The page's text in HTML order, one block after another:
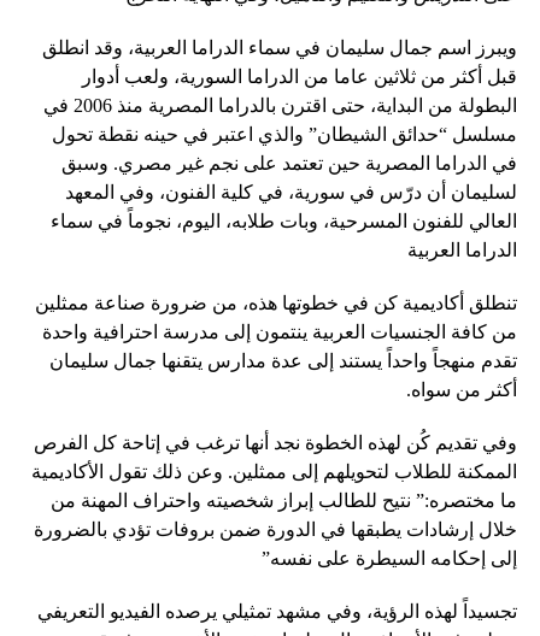
ويبرز اسم جمال سليمان في سماء الدراما العربية، وقد انطلق
قبل أكثر من ثلاثين عاما من الدراما السورية، ولعب أدوار
البطولة من البداية، حتى اقترن بالدراما المصرية منذ 2006 في
مسلسل “حدائق الشيطان” والذي اعتبر في حينه نقطة تحول
في الدراما المصرية حين تعتمد على نجم غير مصري. وسبق
لسليمان أن درّس في سورية، في كلية الفنون، وفي المعهد
العالي للفنون المسرحية، وبات طلابه، اليوم، نجوماً في سماء
الدراما العربية
تنطلق أكاديمية كن في خطوتها هذه، من ضرورة صناعة ممثلين
من كافة الجنسيات العربية ينتمون إلى مدرسة احترافية واحدة
تقدم منهجاً واحداً يستند إلى عدة مدارس يتقنها جمال سليمان
أكثر من سواه.
وفي تقديم كُن لهذه الخطوة نجد أنها ترغب في إتاحة كل الفرص
الممكنة للطلاب لتحويلهم إلى ممثلين. وعن ذلك تقول الأكاديمية
ما مختصره:” نتيح للطالب إبراز شخصيته واحتراف المهنة من
خلال إرشادات يطبقها في الدورة ضمن بروفات تؤدي بالضرورة
إلى إحكامه السيطرة على نفسه”
تجسيداً لهذه الرؤية، وفي مشهد تمثيلي يرصده الفيديو التعريفي